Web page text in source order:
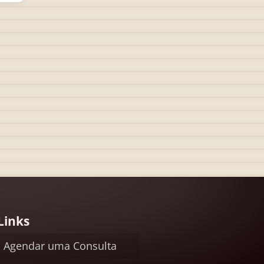
Agendar uma Consulta